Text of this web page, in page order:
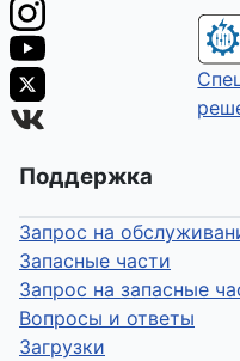
Поддержка
Запрос на
Запасные части
Запрос на запасные
Вопросы и ответы
Загрузки